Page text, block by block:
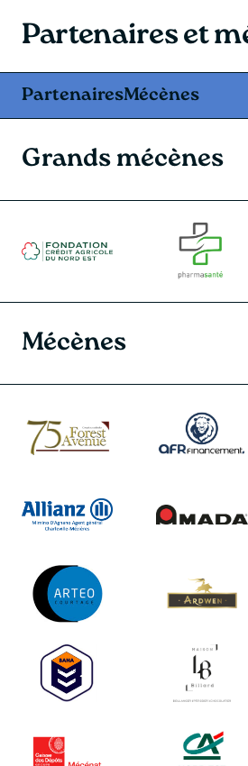
Partenaires et
PartenairesMécènes
Grands mécènes
Mécènes